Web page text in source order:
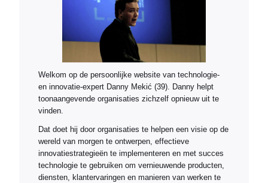
Welkom op de persoonlijke website van technologie-
en innovatie-expert Danny Mekić (39). Danny helpt
toonaangevende organisaties zichzelf opnieuw uit te
vinden.
Dat doet hij door organisaties te helpen een visie op de
wereld van morgen te ontwerpen, effectieve
innovatiestrategieën te implementeren en met succes
technologie te gebruiken om vernieuwende producten,
diensten, klantervaringen en manieren van werken te